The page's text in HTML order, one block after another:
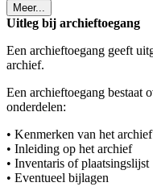
Meer...
Uitleg bij archieftoegang
Een archieftoegang geeft
archief.
Een archieftoegang bestaat
onderdelen:
• Kenmerken van het archief
• Inleiding op het archief
• Inventaris of plaatsingslijst
• Eventueel bijlagen